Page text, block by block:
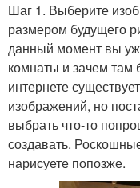
Шаг 1. Выберите
размером будущего
данный момент вы
комнаты и зачем там
интернете
изображений, но
выбрать что-то
создавать.
нарисуете попозже.